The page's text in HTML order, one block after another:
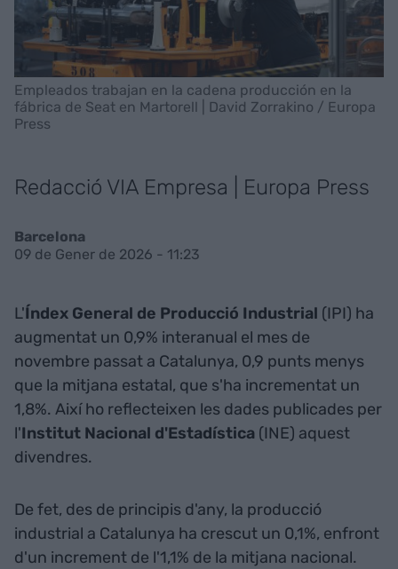
Empleados trabajan en la cadena producción en la
fábrica de Seat en Martorell | David Zorrakino / Europa
Press
Redacció VIA Empresa | Europa Press
Barcelona
09 de Gener de 2026 - 11:23
L'Índex General de Producció Industrial (IPI) ha
augmentat un 0,9% interanual el mes de
novembre passat a Catalunya, 0,9 punts menys
que la mitjana estatal, que s'ha incrementat un
1,8%. Així ho reflecteixen les dades publicades per
l'Institut Nacional d'Estadística (INE) aquest
divendres.
De fet, des de principis d'any, la producció
industrial a Catalunya ha crescut un 0,1%, enfront
d'un increment de l'1,1% de la mitjana nacional.